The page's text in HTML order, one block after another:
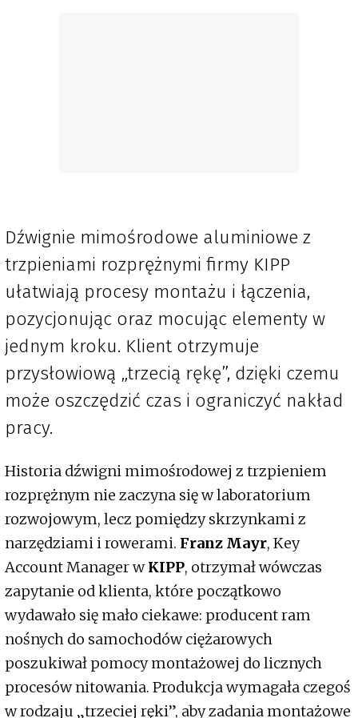
Dźwignie mimośrodowe aluminiowe z
trzpieniami rozprężnymi firmy KIPP
ułatwiają procesy montażu i łączenia,
pozycjonując oraz mocując elementy w
jednym kroku. Klient otrzymuje
przysłowiową „trzecią rękę”, dzięki czemu
może oszczędzić czas i ograniczyć nakład
pracy.
Historia dźwigni mimośrodowej z trzpieniem
rozprężnym nie zaczyna się w laboratorium
rozwojowym, lecz pomiędzy skrzynkami z
narzędziami i rowerami. Franz Mayr, Key
Account Manager wKIPP, otrzymał wówczas
zapytanie od klienta, które początkowo
wydawało się mało ciekawe: producent ram
nośnych do samochodów ciężarowych
poszukiwał pomocy montażowej do licznych
procesów nitowania. Produkcja wymagała czegoś
w rodzaju „trzeciej ręki”, aby zadania montażowe